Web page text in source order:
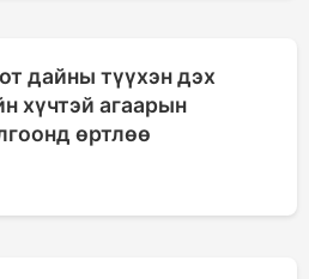
дайны түүхэн дэх
хүчтэй агаарын
өртлөө